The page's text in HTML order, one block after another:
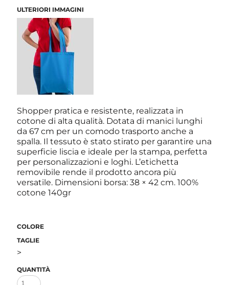
ULTERIORI IMMAGINI
Shopper pratica e resistente, realizzata in
cotone di alta qualità. Dotata di manici lunghi
da 67 cm per un comodo trasporto anche a
spalla. Il tessuto è stato stirato per garantire una
superficie liscia e ideale per la stampa, perfetta
per personalizzazioni e loghi. L’etichetta
removibile rende il prodotto ancora più
versatile. Dimensioni borsa: 38 × 42 cm. 100%
cotone 140gr
COLORE
TAGLIE
>
QUANTITÀ